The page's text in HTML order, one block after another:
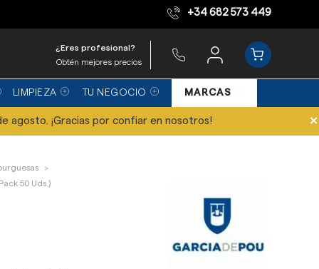
Equipo de expertos +34 682 573 449
¿Eres profesional?
Obtén mejores precios
LIMPIEZA TU NEGOCIO MARCAS
agosto. ¡Gracias por confiar en nosotros! ×
50 Uds.)